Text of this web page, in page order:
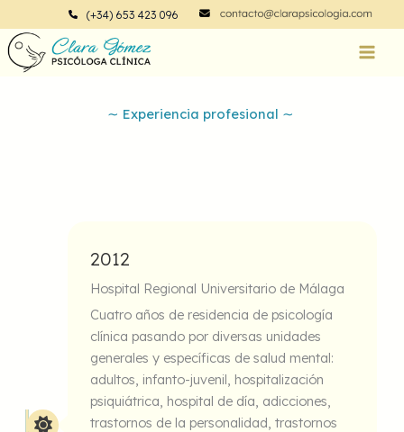
al
contenido
(+34) 653 423 096
∼ Experiencia profesional ∼
2012
Hospital Regional Universitario de Málaga
Cuatro años de residencia de psicología
clínica pasando por diversas unidades
generales y específicas de salud mental:
adultos, infanto-juvenil, hospitalización
psiquiátrica, hospital de día, adicciones,
trastornos de la personalidad, trastornos